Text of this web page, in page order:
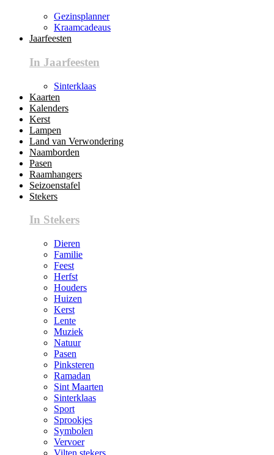
Gezinsplanner
Kraamcadeaus
Jaarfeesten
In Jaarfeesten
Sinterklaas
Kaarten
Kalenders
Kerst
Lampen
Land van Verwondering
Naamborden
Pasen
Raamhangers
Seizoenstafel
Stekers
In Stekers
Dieren
Familie
Feest
Herfst
Houders
Huizen
Kerst
Lente
Muziek
Natuur
Pasen
Pinksteren
Ramadan
Sint Maarten
Sinterklaas
Sport
Sprookjes
Symbolen
Vervoer
Vilten stekers